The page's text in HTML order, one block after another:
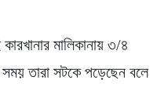
মালিকানায় ৩/৪
তারা সটকে পড়েছেন বলে